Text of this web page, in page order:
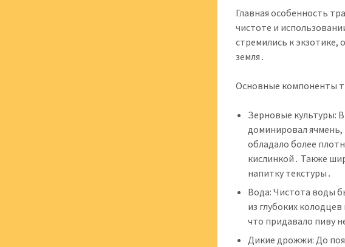
Главная особенность
чистоте и
стремились к экзотике,
земля․
Основные компоненты
Зерновые культуры:
доминировал
обладало более
кислинкой․ Также
напитку текстуры․
Вода: Чистота воды
из глубоких
что придавало пиву
Дикие дрожжи: До